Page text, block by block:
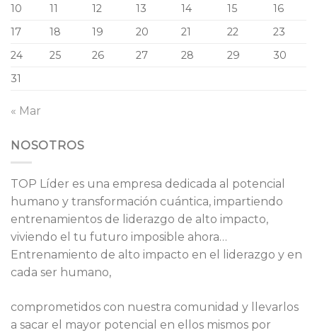
10
11 12 13 14 15
16
17
18 19 20 21 22
23
24
25 26 27 28 29
30
31
« Mar
NOSOTROS
TOP Líder es una empresa dedicada al potencial
humano y transformación cuántica, impartiendo
entrenamientos de liderazgo de alto impacto,
viviendo el tu futuro imposible ahora…
Entrenamiento de alto impacto en el liderazgo y en
cada ser humano,
comprometidos con nuestra comunidad y llevarlos
a sacar el mayor potencial en ellos mismos por